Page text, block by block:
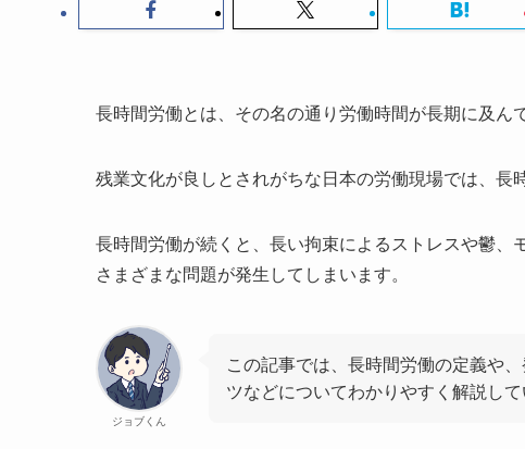
長時間労働とは、その名の通り労働時間が長期に及ん
残業文化が良しとされがちな日本の労働現場では、長
長時間労働が続くと、長い拘束によるストレスや鬱
さまざまな問題が発生してしまいます。
ジョブくん
この記事では、長時間労働の定義や
ツなどについてわかりやすく解説して